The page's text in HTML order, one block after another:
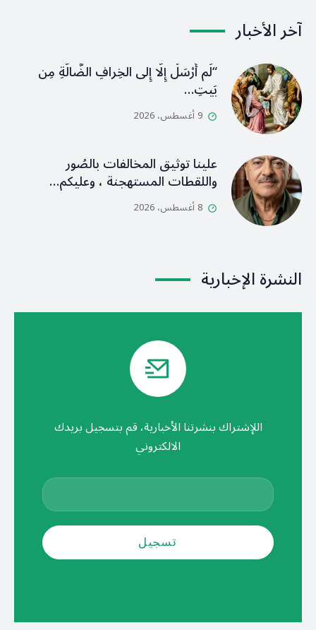
آخر الأخبار
“لَم أُرْسَلْ إِلَّا إِلى الخِرافِ الضَّالَّةِ مِن
بَيتِ…
9 أغسطس، 2026
علينا توثيق المخالفات بالصُور
واللقطات المستهجنة ، وعليكم…
8 أغسطس، 2026
النشرة الإخبارية
اللإشتراك بنشرتنا الأخبارية، قم بتسجيل بريدك
الالكتروني